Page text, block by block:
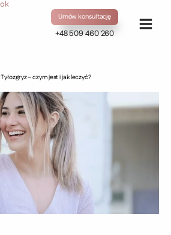
Umów konsultację
+48 509 460 260
Tyłozgryz – czym jest i jak leczyć?